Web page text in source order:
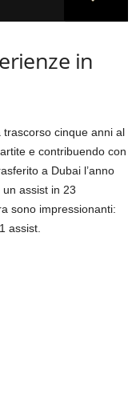
in
cinque anni al
e contribuendo con
a Dubai l’anno
assist in 23
sono impressionanti:
assist.